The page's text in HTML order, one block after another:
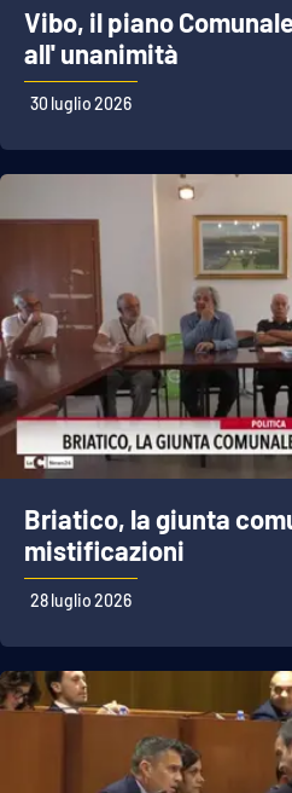
Vibo, il piano
all' unanimità
30 luglio 2026
Briatico, la giunta
mistificazioni
28 luglio 2026